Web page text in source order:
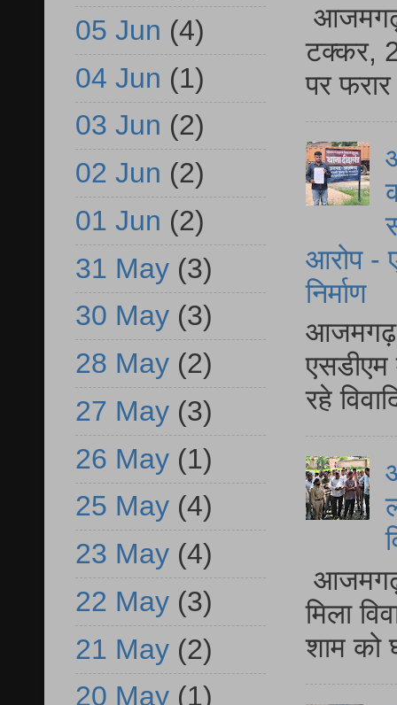
आजमगढ़
टक्कर,
पर
आरोप -
निर्माण
आजमगढ़
एसडीएम
रहे
आजमगढ़
मिला
शाम को
05 Jun (4)
04 Jun (1)
03 Jun (2)
02 Jun (2)
01 Jun (2)
31 May (3)
30 May (3)
28 May (2)
27 May (3)
26 May (1)
25 May (4)
23 May (4)
22 May (3)
21 May (2)
20 May (1)